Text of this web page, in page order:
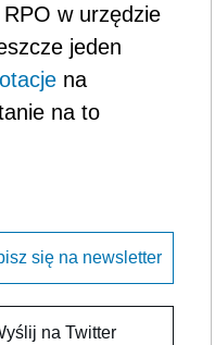
w urzędzie
jeden
na
na to
się na newsletter
na Twitter